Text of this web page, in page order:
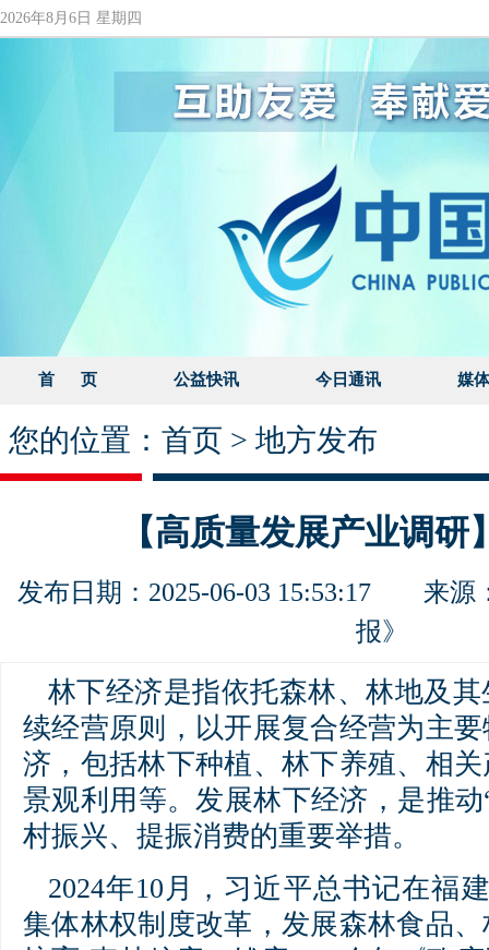
2026年8月6日 星期四
首 页 公益快讯 今日通讯 媒
您的位置： 首页 > 地方发布
【高质量发展产业调研
发布日期：2025-06-03 15:53:17 来源
报》
林下经济是指依托森林、林地及
续经营原则，以开展复合经营为主
济，包括林下种植、林下养殖、相
景观利用等。发展林下经济，是推
村振兴、提振消费的重要举措。
2024年10月，习近平总书记在福
集体林权制度改革，发展森林食品